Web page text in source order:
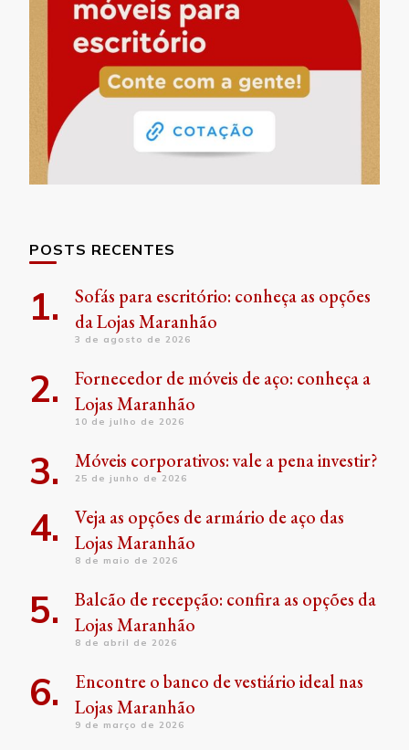
POSTS RECENTES
Sofás para escritório: conheça as opções
da Lojas Maranhão
3 de agosto de 2026
Fornecedor de móveis de aço: conheça a
Lojas Maranhão
10 de julho de 2026
Móveis corporativos: vale a pena investir?
25 de junho de 2026
Veja as opções de armário de aço das
Lojas Maranhão
8 de maio de 2026
Balcão de recepção: confira as opções da
Lojas Maranhão
8 de abril de 2026
Encontre o banco de vestiário ideal nas
Lojas Maranhão
9 de março de 2026